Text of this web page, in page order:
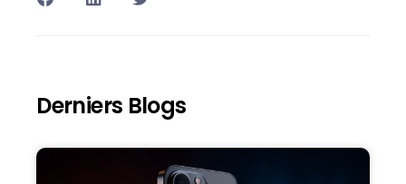
Derniers Blogs